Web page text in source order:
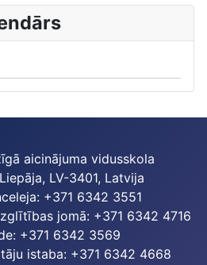
aicinājuma vidusskola
LV-3401, Latvija
+371 6342 3551
jomā: +371 6342 4716
+371 6342 3569
istaba: +371 6342 4668